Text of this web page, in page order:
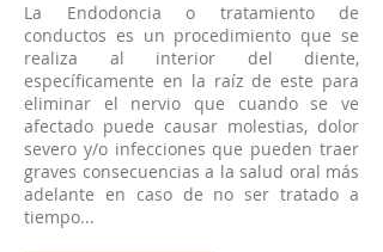
La Endodoncia o tratamiento de
conductos es un procedimiento que se
realiza al interior del diente,
específicamente en la raíz de este para
eliminar el nervio que cuando se ve
afectado puede causar molestias, dolor
severo y/o infecciones que pueden traer
graves consecuencias a la salud oral más
adelante en caso de no ser tratado a
tiempo...